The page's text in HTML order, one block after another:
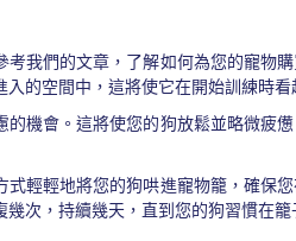
我們的文章，了解如何為您的寵物
的空間中，這將使它在開始訓練時看
機會。這將使您的狗放鬆並略微疲
輕輕地將您的狗哄進寵物籠，確保
次，持續幾天，直到您的狗習慣在籠